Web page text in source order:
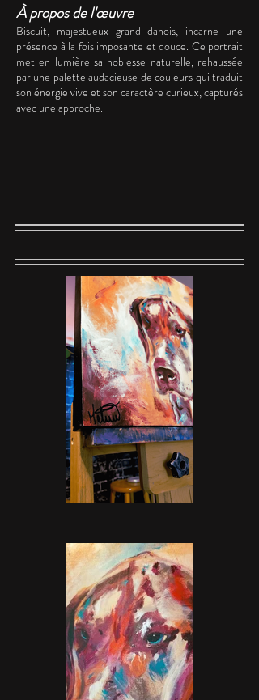
À propos de l'œuvre
Biscuit, majestueux grand danois, incarne une
présence à la fois imposante et douce. Ce portrait
met en lumière sa noblesse naturelle, rehaussée
par une palette audacieuse de couleurs qui traduit
son énergie vive et son caractère curieux, capturés
avec une approche.